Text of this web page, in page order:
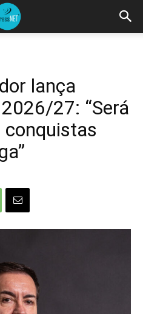
lança
27: “Será
conquistas